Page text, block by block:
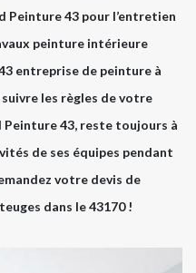
Peinture 43 pour l’entretien
peinture intérieure
entreprise de peinture à
les règles de votre
Peinture 43, reste toujours à
de ses équipes pendant
votre devis de
dans le 43170 !